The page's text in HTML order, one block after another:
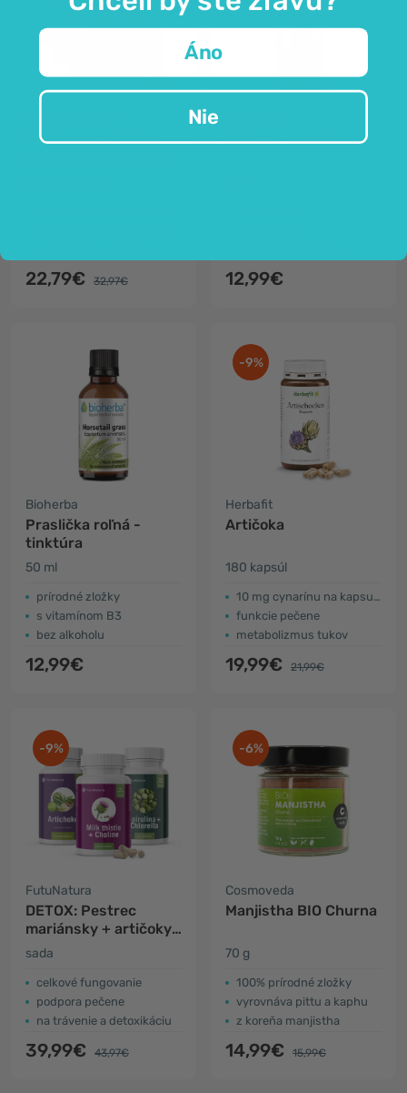
3x Cranberry Extra -
22,79€ 32,97€
Žihľava - tinktúra
12,99€
Bioherba
Praslička roľná -
tinktúra
50 ml
prírodné zložky
s vitamínom B3
bez alkoholu
12,99€
-9%
Herbafit
Artičoka
180 kapsúl
10 mg cynarínu na kapsulu
funkcie pečene
metabolizmus tukov
19,99€ 21,99€
-9%
FutuNatura
DETOX: Pestrec
mariánsky + artičoky
+ riasy
sada
celkové fungovanie
podpora pečene
na trávenie a detoxikáciu
39,99€ 43,97€
-6%
Cosmoveda
Manjistha BIO Churna
70 g
100% prírodné zložky
vyrovnáva pittu a kaphu
z koreňa manjistha
14,99€ 15,99€
Áno
Nie